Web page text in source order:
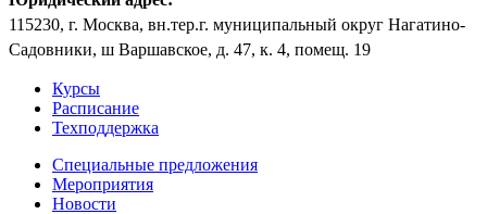
115230, г. Москва, вн.тер.г. муниципальный округ Нагатино-
Садовники, ш Варшавское, д. 47, к. 4, помещ. 19
Курсы
Расписание
Техподдержка
Специальные предложения
Мероприятия
Новости